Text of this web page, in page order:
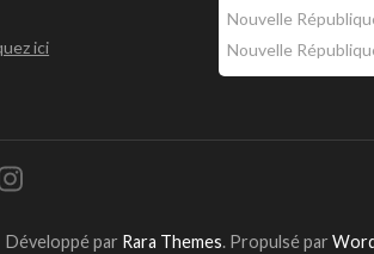
ici
Nouvelle
Nouvelle
par Rara Themes. Propulsé par